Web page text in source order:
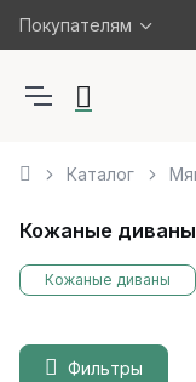
Покупателям
Каталог
Кожаные
Кожаные диваны
Фильтры